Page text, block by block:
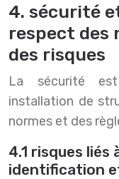
4. sécurité
respect des
des risques
La sécurité
installation de
normes et des
4.1 risques liés
identification